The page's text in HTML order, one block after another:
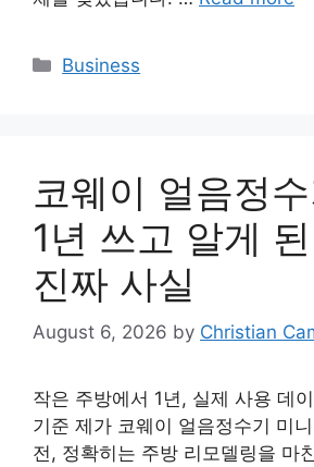
Categories
Business
코웨이 얼음정
1년 쓰고 알게
진짜 사실
August 6, 2026 by Christian
작은 주방에서 1년, 실제 사용 데
기준 제가 코웨이 얼음정수기 미
전, 정확히는 주방 리모델링을 마